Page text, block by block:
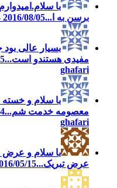
با
برسن به ا...2016/08/05 - 00:39 توسط Nasrin ghafari
بسیار عالی
مفیدی هستندو است...
ghafari
با سلام و
معصومه خدمت شم...
ghafari
با سلام و عرض
عرض تبریک...2016/05/15 - 20:40 توسط شایان